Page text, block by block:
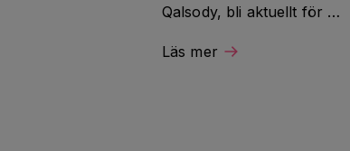
Qalsody, bli aktuellt för
Beskedet är ett viktigt steg
Läs mer